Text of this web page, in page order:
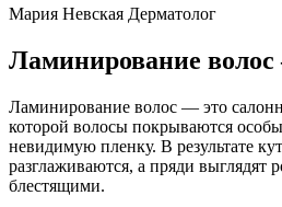
Мария Невская Дерматолог
Ламинирование волос
Ламинирование волос — это
которой волосы покрываются
невидимую пленку. В результате
разглаживаются, а пряди выглядят
блестящими.